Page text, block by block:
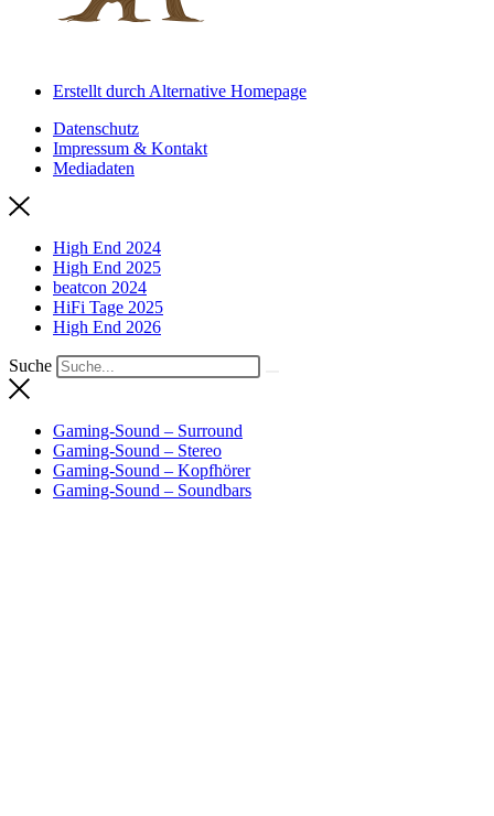
Erstellt durch Alternative Homepage
Datenschutz
Impressum & Kontakt
Mediadaten
High End 2024
High End 2025
beatcon 2024
HiFi Tage 2025
High End 2026
Suche
Gaming-Sound – Surround
Gaming-Sound – Stereo
Gaming-Sound – Kopfhörer
Gaming-Sound – Soundbars